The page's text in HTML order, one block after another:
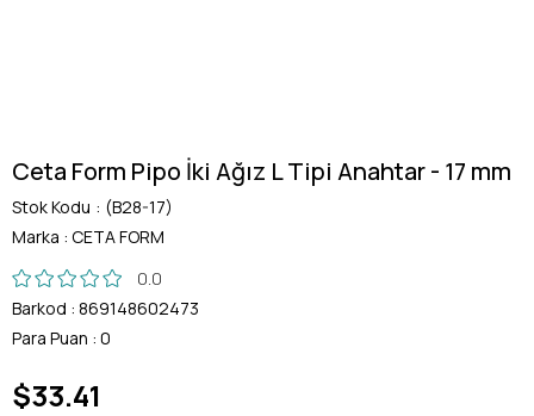
Ceta Form Pipo İki Ağız L Tipi Anahtar - 17 mm
Stok Kodu
(B28-17)
Marka : CETA FORM
0.0
Barkod : 869148602473
Para Puan : 0
$33.41